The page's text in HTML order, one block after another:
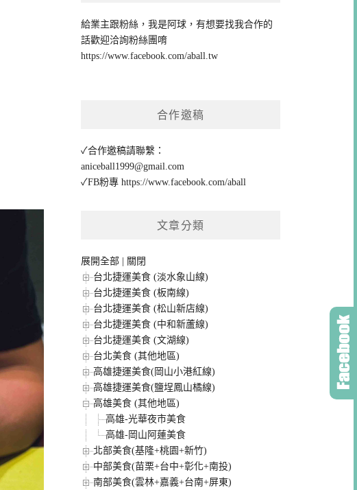
給業主跟粉絲，我是阿球，有想要找我合作的
話歡迎洽詢粉絲團唷
https://www.facebook.com/aball.tw
合作邀稿
✓合作邀稿請聯繫：
aniceball1999@gmail.com
✓FB粉專https://www.facebook.com/aball
文章分類
展開全部
關閉
台北捷運美食 (淡水象山線)
台北捷運美食 (板南線)
台北捷運美食 (松山新店線)
台北捷運美食 (中和新蘆線)
台北捷運美食 (文湖線)
台北美食 (其他地區)
高雄捷運美食(岡山小港紅線)
高雄捷運美食(鹽埕鳳山橘線)
高雄美食 (其他地區)
高雄-光華夜市美食
高雄-岡山阿蓮美食
北部美食(基隆+桃園+新竹)
中部美食(苗栗+台中+彰化+南投)
南部美食(雲林+嘉義+台南+屏東)